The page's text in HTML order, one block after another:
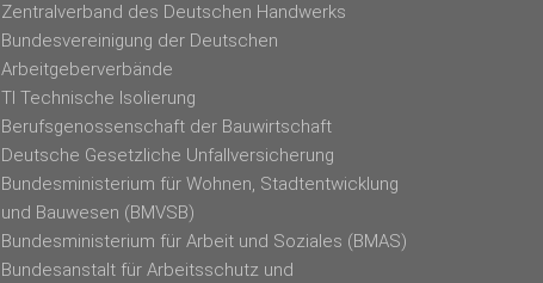
Zentralverband des Deutschen Handwerks
Bundesvereinigung der Deutschen
Arbeitgeberverbände
TI Technische Isolierung
Berufsgenossenschaft der Bauwirtschaft
Deutsche Gesetzliche Unfallversicherung
Bundesministerium für Wohnen, Stadtentwicklung
und Bauwesen (BMVSB)
Bundesministerium für Arbeit und Soziales (BMAS)
Bundesanstalt für Arbeitsschutz und